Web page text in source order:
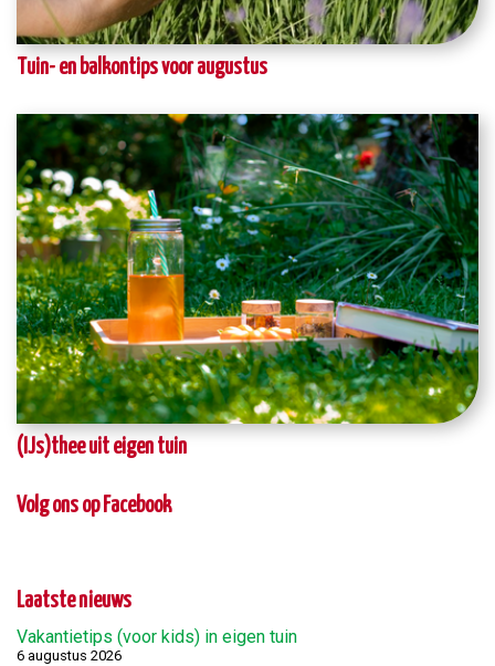
Tuin- en balkontips voor augustus
(IJs)thee uit eigen tuin
Volg ons op Facebook
Laatste nieuws
Vakantietips (voor kids) in eigen tuin
6 augustus 2026